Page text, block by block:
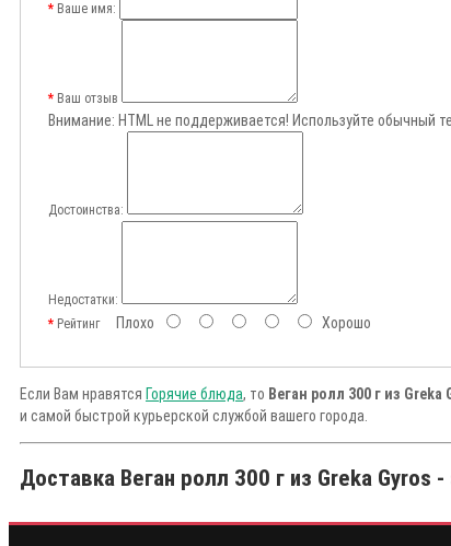
Ваше имя:
Ваш отзыв
Внимание: HTML не поддерживается! Используйте обычный
Достоинства:
Недостатки:
РейтингПлохо Хорошо
Если Вам нравятся Горячие блюда, то Веган ролл 300 г из Greka
и самой быстрой курьерской службой вашего города.
Доставка Веган ролл 300 г из Greka Gyros